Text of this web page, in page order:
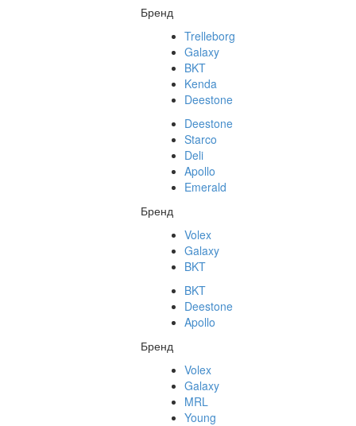
Бренд
Trelleborg
Galaxy
BKT
Kenda
Deestone
Deestone
Starco
Deli
Apollo
Emerald
Бренд
Volex
Galaxy
BKT
BKT
Deestone
Apollo
Бренд
Volex
Galaxy
MRL
Young